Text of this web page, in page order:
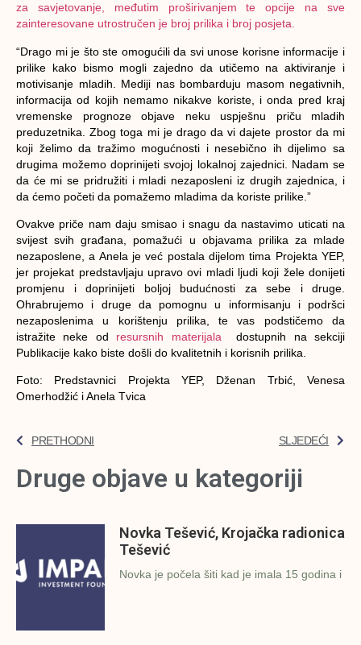
za savjetovanje, međutim proširivanjem te opcije na sve
zainteresovane utrostručen je broj prilika i broj posjeta.
“Drago mi je što ste omogućili da svi unose korisne informacije i
prilike kako bismo mogli zajedno da utičemo na aktiviranje i
motivisanje mladih. Mediji nas bombarduju masom negativnih,
informacija od kojih nemamo nikakve koriste, i onda pred kraj
vremenske prognoze objave neku uspješnu priču mladih
preduzetnika. Zbog toga mi je drago da vi dajete prostor da mi
koji želimo da tražimo mogućnosti i nesebično ih dijelimo sa
drugima možemo doprinijeti svojoj lokalnoj zajednici. Nadam se
da će mi se pridružiti i mladi nezaposleni iz drugih zajednica, i
da ćemo početi da pomažemo mladima da koriste prilike.”
Ovakve priče nam daju smisao i snagu da nastavimo uticati na
svijest svih građana, pomažući u objavama prilika za mlade
nezaposlene, a Anela je već postala dijelom tima Projekta YEP,
jer projekat predstavljaju upravo ovi mladi ljudi koji žele donijeti
promjenu i doprinijeti boljoj budućnosti za sebe i druge.
Ohrabrujemo i druge da pomognu u informisanju i podršci
nezaposlenima u korištenju prilika, te vas podstičemo da
istražite neke od resursnih materijala
dostupnih na sekciji
Publikacije kako biste došli do kvalitetnih i korisnih prilika.
Foto: Predstavnici Projekta YEP, Dženan Trbić, Venesa
Omerhodžić i Anela Tvica
PRETHODNI SLJEDEĆI
Druge objave u kategoriji
Novka Tešević, Krojačka radionica
Tešević
Novka je počela šiti kad je imala 15 godina i